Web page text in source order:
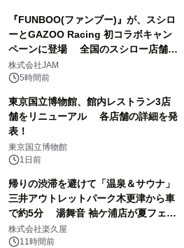
『FUNBOO(ファンブー)』が、スシロ
ーとGAZOO Racing 初コラボキャン
ペーンに登場 全国のスシロー店舗で
GR 4車種の FUNBOO(ミニカー)付き
メニューが展開されます
株式会社JAM
5時間前
東京国立博物館、館内レストラン3店
舗をリニューアル 各店舗の詳細を発
表！
東京国立博物館
1日前
帰りの渋滞を避けて「温泉＆サウナ」
三井アウトレットパーク木更津から車
で約5分 湯舞音 袖ケ浦店が夏フェア
メニューを提供
株式会社楽久屋
11時間前